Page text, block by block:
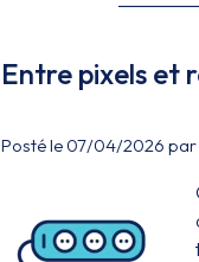
Entre pixels et
Posté le 07/04/2026 par